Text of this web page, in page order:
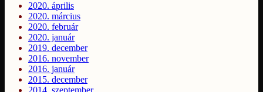
2020. április
2020. március
2020. február
2020. január
2019. december
2016. november
2016. január
2015. december
2014. szeptember